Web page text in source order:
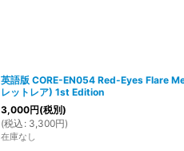
英語版 CORE-EN054 Red-Eyes Flare
レットレア) 1st Edition
3,000円(税別)
(税込 : 3,300円)
在庫なし